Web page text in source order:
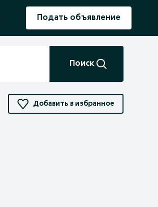
Подать объявление
Поиск
Добавить в избранное